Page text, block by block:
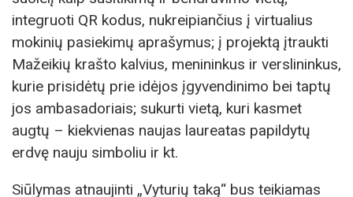
integruoti QR kodus, nukreipiančius į virtualius
mokinių pasiekimų aprašymus; į projektą įtraukti
Mažeikių krašto kalvius, menininkus ir verslininkus,
kurie prisidėtų prie idėjos įgyvendinimo bei taptų
jos ambasadoriais; sukurti vietą, kuri kasmet
augtų – kiekvienas naujas laureatas papildytų
erdvę nauju simboliu ir kt.
Siūlymas atnaujinti „Vyturių taką“ bus teikiamas